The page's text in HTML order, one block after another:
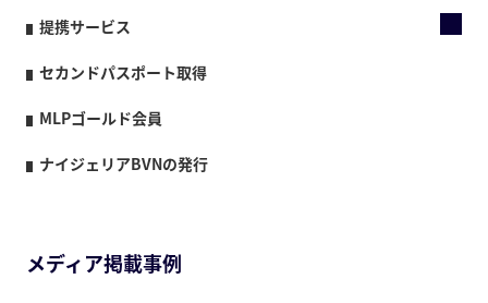
提携サービス
セカンドパスポート取得
MLPゴールド会員
ナイジェリアBVNの発行
メディア掲載事例